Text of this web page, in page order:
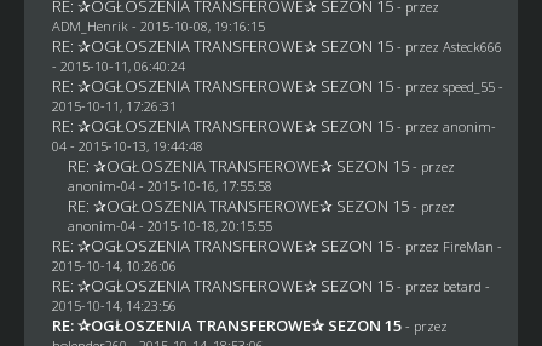
RE: ✰OGŁOSZENIA TRANSFEROWE✰ SEZON 15 - przez
ADM_Henrik - 2015-10-08, 19:16:15
RE: ✰OGŁOSZENIA TRANSFEROWE✰ SEZON 15 - przez Asteck666
- 2015-10-11, 06:40:24
RE: ✰OGŁOSZENIA TRANSFEROWE✰ SEZON 15 - przez speed_55 -
2015-10-11, 17:26:31
RE: ✰OGŁOSZENIA TRANSFEROWE✰ SEZON 15 - przez anonim-
04- 2015-10-13, 19:44:48
RE: ✰OGŁOSZENIA TRANSFEROWE✰ SEZON 15 - przez
anonim-04- 2015-10-16, 17:55:58
RE: ✰OGŁOSZENIA TRANSFEROWE✰ SEZON 15 - przez
anonim-04- 2015-10-18, 20:15:55
RE: ✰OGŁOSZENIA TRANSFEROWE✰ SEZON 15 - przez FireMan -
2015-10-14, 10:26:06
RE: ✰OGŁOSZENIA TRANSFEROWE✰ SEZON 15 - przez betard -
2015-10-14, 14:23:56
RE: ✰OGŁOSZENIA TRANSFEROWE✰ SEZON 15 - przez